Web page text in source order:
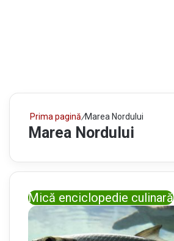
Prima pagină/Marea Nordului
Marea Nordului
Mică enciclopedie culinară